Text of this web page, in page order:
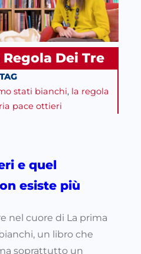
Regola Dei Tre
TAG
stati bianchi, la regola
pace ottieri
e quel
esiste più
nel cuore di La prima
un libro che
soprattutto un